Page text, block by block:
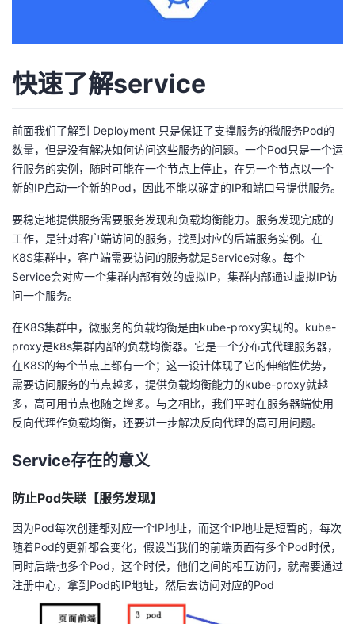
我
的
博
我
的
坛
我
圈
子
的
直
播
我
的
活
动
我
的
关
注
我
的
开
堂
我
我
的
我
我
的
我
快速了解service
前面我们了解到 Deployment 只是保证了支撑服务的微服务Pod的
数量，但是没有解决如何访问这些服务的问题。一个Pod只是一个运
行服务的实例，随时可能在一个节点上停止，在另一个节点以一个
新的IP启动一个新的Pod，因此不能以确定的IP和端口号提供服务。
要稳定地提供服务需要服务发现和负载均衡能力。服务发现完成的
工作，是针对客户端访问的服务，找到对应的后端服务实例。在
K8S集群中，客户端需要访问的服务就是Service对象。每个
Service会对应一个集群内部有效的虚拟IP，集群内部通过虚拟IP访
问一个服务。
在K8S集群中，微服务的负载均衡是由kube-proxy实现的。kube-
proxy是k8s集群内部的负载均衡器。它是一个分布式代理服务器，
在K8S的每个节点上都有一个；这一设计体现了它的伸缩性优势，
需要访问服务的节点越多，提供负载均衡能力的kube-proxy就越
多，高可用节点也随之增多。与之相比，我们平时在服务器端使用
反向代理作负载均衡，还要进一步解决反向代理的高可用问题。
Service存在的意义
防止Pod失联【服务发现】
因为Pod每次创建都对应一个IP地址，而这个IP地址是短暂的，每次
随着Pod的更新都会变化，假设当我们的前端页面有多个Pod时候，
同时后端也多个Pod，这个时候，他们之间的相互访问，就需要通过
注册中心，拿到Pod的IP地址，然后去访问对应的Pod